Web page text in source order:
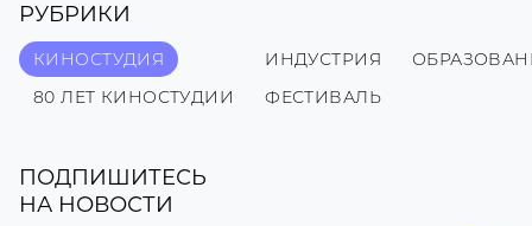
РУБРИКИ
КИНОСТУДИЯ ИНДУСТРИЯ
80 ЛЕТ КИНОСТУДИИ
ФЕСТИВАЛЬ
ПОДПИШИТЕСЬ
НА НОВОСТИ